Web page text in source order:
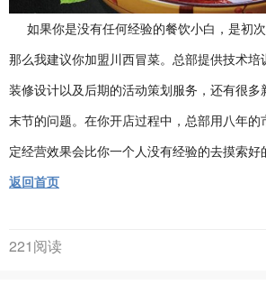
如果你是没有任何经验的餐饮小白，是初
那么我建议你加盟川西冒菜。总部提供技术培
装修设计以及后期的活动策划服务，还有很多
末节的问题。在你开店过程中，总部用八年的
定经营效果会比你一个人没有经验的去摸索好
返回首页
221阅读